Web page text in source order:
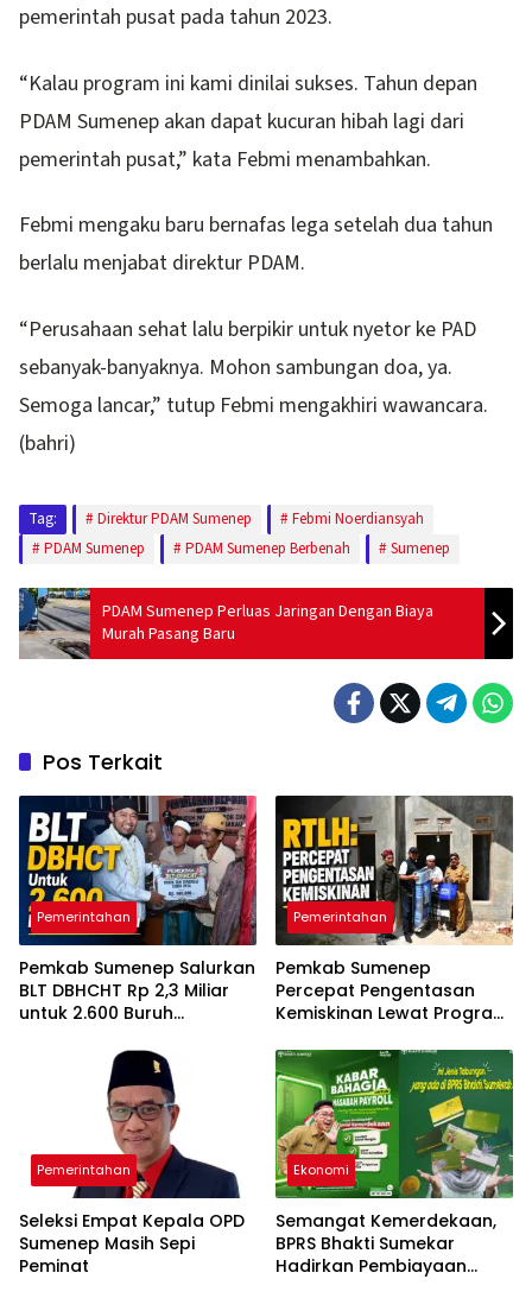
pemerintah pusat pada tahun 2023.
“Kalau program ini kami dinilai sukses. Tahun depan
PDAM Sumenep akan dapat kucuran hibah lagi dari
pemerintah pusat,” kata Febmi menambahkan.
Febmi mengaku baru bernafas lega setelah dua tahun
berlalu menjabat direktur PDAM.
“Perusahaan sehat lalu berpikir untuk nyetor ke PAD
sebanyak-banyaknya. Mohon sambungan doa, ya.
Semoga lancar,” tutup Febmi mengakhiri wawancara.
(bahri)
Tag: Direktur PDAM Sumenep
Febmi Noerdiansyah
PDAM Sumenep
PDAM Sumenep Berbenah Sumenep
PDAM Sumenep Perluas Jaringan Dengan Biaya
Murah Pasang Baru
Pos Terkait
Pemerintahan
Pemkab Sumenep Salurkan
BLT DBHCHT Rp 2,3 Miliar
untuk 2.600 Buruh
Pemerintahan
Pemkab Sumenep
Percepat Pengentasan
Kemiskinan Lewat Program
Pemerintahan
Seleksi Empat Kepala OPD
Sumenep Masih Sepi
Peminat
Ekonomi
Semangat Kemerdekaan,
BPRS Bhakti Sumekar
Hadirkan Pembiayaan